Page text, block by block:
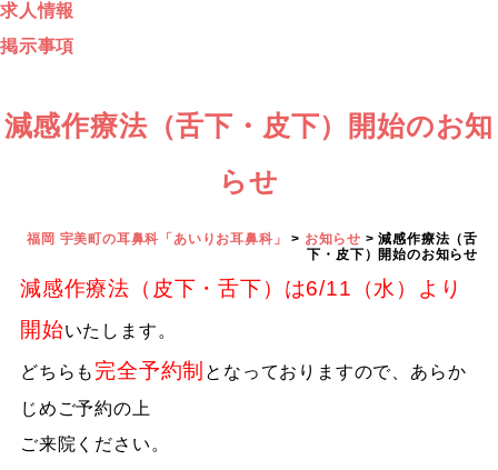
求人情報
掲示事項
減感作療法（舌下・皮下）開始のお知
らせ
福岡 宇美町の耳鼻科「あいりお耳鼻科」 > お知らせ >減感作療法（舌
下・皮下）開始のお知らせ
減感作療法（皮下・舌下）は6/11（水）より
開始いたします。
どちらも 完全予約制 となっておりますので、あらか
じめご予約の上
ご来院ください。